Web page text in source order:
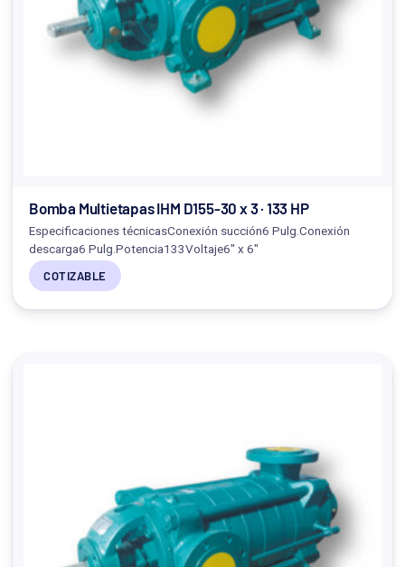
Bomba Multietapas IHM D155-30 x 3 · 133 HP
Especificaciones técnicasConexión succión6 Pulg.Conexión
descarga6 Pulg.Potencia133Voltaje6" x 6"
COTIZABLE